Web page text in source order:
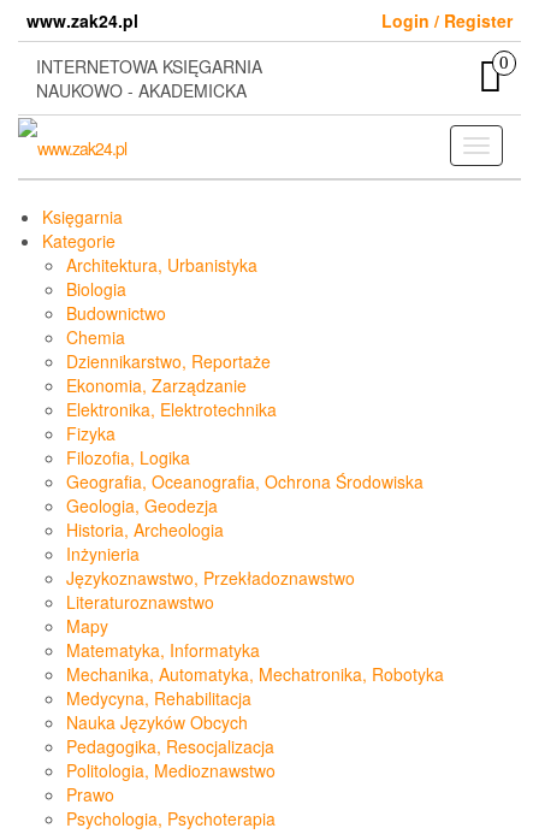
content
www.zak24.pl
Login / Register
INTERNETOWA KSIĘGARNIA
NAUKOWO - AKADEMICKA
0
Toggle
Księgarnia
Kategorie
Architektura, Urbanistyka
Biologia
Budownictwo
Chemia
Dziennikarstwo, Reportaże
Ekonomia, Zarządzanie
Elektronika, Elektrotechnika
Fizyka
Filozofia, Logika
Geografia, Oceanografia, Ochrona Środowiska
Geologia, Geodezja
Historia, Archeologia
Inżynieria
Językoznawstwo, Przekładoznawstwo
Literaturoznawstwo
Mapy
Matematyka, Informatyka
Mechanika, Automatyka, Mechatronika, Robotyka
Medycyna, Rehabilitacja
Nauka Języków Obcych
Pedagogika, Resocjalizacja
Politologia, Medioznawstwo
Prawo
Psychologia, Psychoterapia